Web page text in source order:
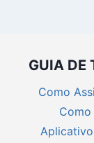
GUIA DE
Como